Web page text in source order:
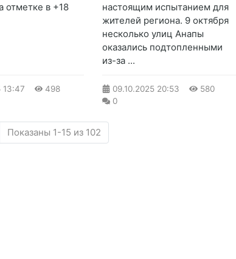
отметке в +18
13:47
498
настоящим испытанием для
жителей региона. 9 октября
несколько улиц Анапы
оказались подтопленными
из-за ...
09.10.2025 20:53
580
0
Показаны 1-15 из 102